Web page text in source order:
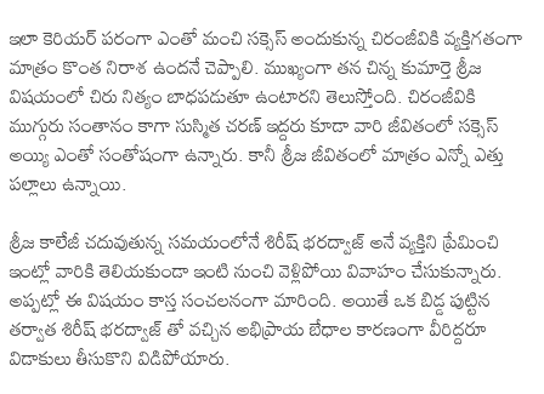
ఇలా కెరియర్ పరంగా ఎంతో మంచి సక్సెస్ అందుకున్న చిరంజీవికి వ్యక్తిగతంగా
మాత్రం కొంత నిరాశ ఉందనే చెప్పాలి. ముఖ్యంగా తన చిన్న కుమార్తె శ్రీజ
విషయంలో చిరు నిత్యం బాధపడుతూ ఉంటారని తెలుస్తోంది. చిరంజీవికి
ముగ్గురు సంతానం కాగా సుస్మిత చరణ్ ఇద్దరు కూడా వారి జీవితంలో సక్సెస్
అయ్యి ఎంతో సంతోషంగా ఉన్నారు. కానీ శ్రీజ జీవితంలో మాత్రం ఎన్నో ఎత్తు
పల్లాలు ఉన్నాయి.
శ్రీజ కాలేజీ చదువుతున్న సమయంలోనే శిరీష్ భరద్వాజ్ అనే వ్యక్తిని ప్రేమించి
ఇంట్లో వారికి తెలియకుండా ఇంటి నుంచి వెళ్లిపోయి వివాహం చేసుకున్నారు.
అప్పట్లో ఈ విషయం కాస్త సంచలనంగా మారింది. అయితే ఒక బిడ్డ పుట్టిన
తర్వాత శిరీష్ భరద్వాజ్ తో వచ్చిన అభిప్రాయ బేధాల కారణంగా వీరిద్దరూ
విడాకులు తీసుకొని విడిపోయారు.